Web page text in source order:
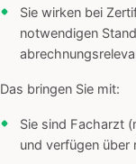
Sie wirken bei
notwendigen
Das bringen Sie mit:
Sie sind Facharzt
und verfügen über